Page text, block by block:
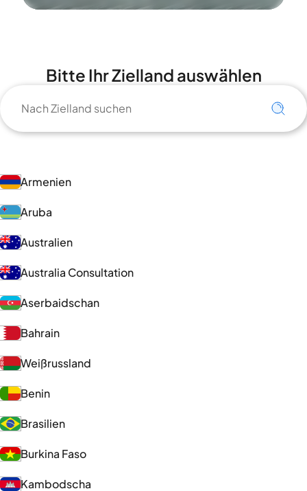
Bitte Ihr Zielland auswählen
Armenien
Aruba
Australien
Australia Consultation
Aserbaidschan
Bahrain
Weißrussland
Benin
Brasilien
Burkina Faso
Kambodscha